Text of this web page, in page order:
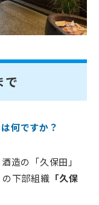
で
何ですか？
造の「久保田」
下部組織 「久保